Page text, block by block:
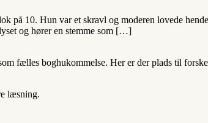
på 10. Hun var et skravl og moderen lovede
og hører en stemme som […]
fælles boghukommelse. Her er der plads til
læsning.